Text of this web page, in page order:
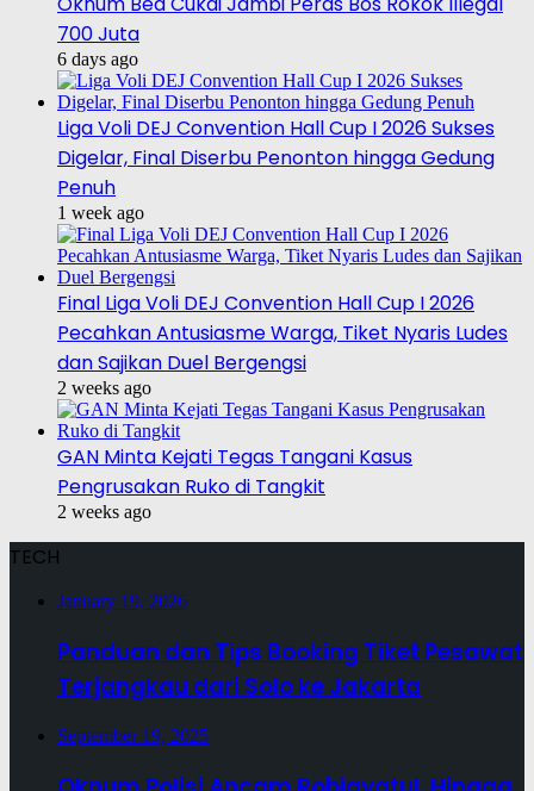
700 Juta
6 days ago
Liga Voli DEJ Convention Hall Cup I 2026 Sukses
Digelar, Final Diserbu Penonton hingga Gedung
Penuh
1 week ago
Final Liga Voli DEJ Convention Hall Cup I 2026
Pecahkan Antusiasme Warga, Tiket Nyaris Ludes
dan Sajikan Duel Bergengsi
2 weeks ago
GAN Minta Kejati Tegas Tangani Kasus
Pengrusakan Ruko di Tangkit
2 weeks ago
TECH
January 19, 2026
Panduan dan Tips Booking Tiket Pesawat
Terjangkau dari Solo ke Jakarta
September 19, 2025